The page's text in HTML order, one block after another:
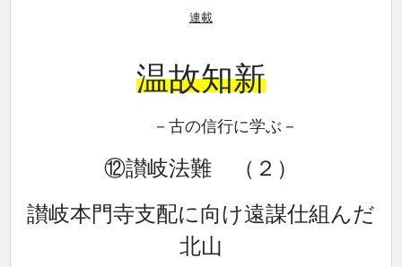
連載
温故知新
－古の信行に学ぶ－
⑫讃岐法難 （２ ）
讃岐本門寺支配に向け遠謀仕組んだ
北山